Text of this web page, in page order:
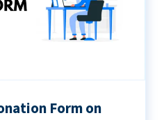
Form on